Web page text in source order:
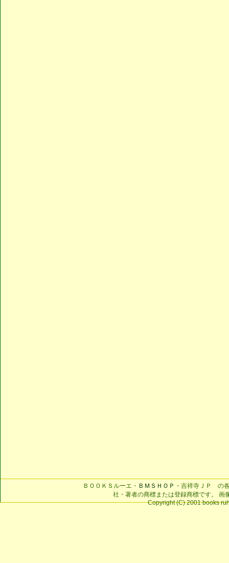
ＢＯＯＫＳルーエ・ ＢＭＳＨＯＰ ・吉祥寺ＪＰ の
社・著者の商標または登録商標です。 画
Copyright (C) 2001 books